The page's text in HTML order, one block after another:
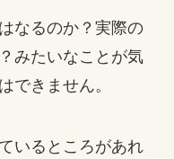
なるのか？実際の
みたいなことが気
できません。
いるところがあれ